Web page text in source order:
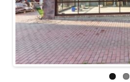
Previous